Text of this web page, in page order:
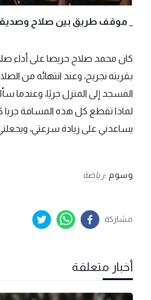
_ موقف طريق بين صلاح
كان محمد صلاح حريصا على أداء
بقريته نجريح، وعند انتهائه من
المسجد إلى المنزل جريًا، وعندما
لماذا تقطع كل هذه المسافة
يساعدني على زيادة سرعتي،
وسوم :رياضة
مشاركة
أخبار متعلقة